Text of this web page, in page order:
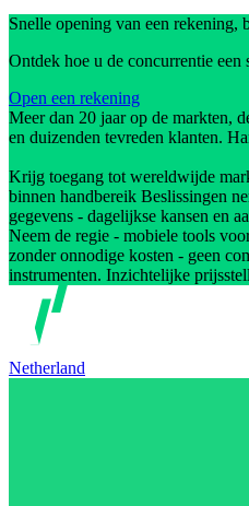
Snelle opening van een rekening,
Ontdek hoe u de concurrentie
Open een rekening
Meer dan 20 jaar op de markten,
en duizenden tevreden klanten.
Krijg toegang tot wereldwijde
binnen handbereik Beslissingen
gegevens - dagelijkse kansen en
Neem de regie - mobiele tools
zonder onnodige kosten - geen
instrumenten. Inzichtelijke
Netherland